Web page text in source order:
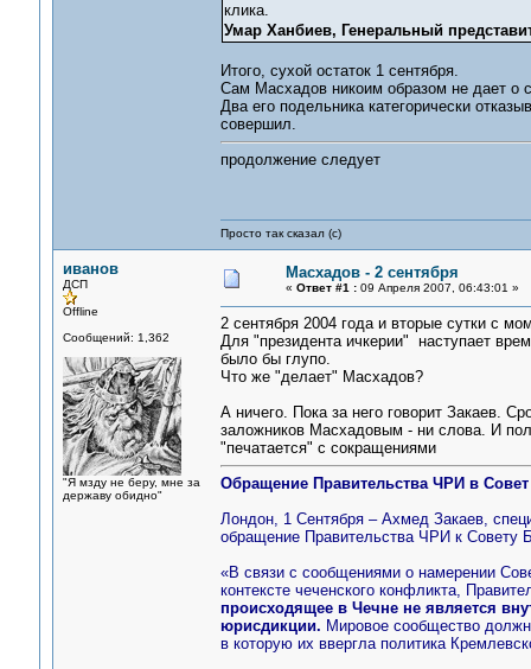
клика.
Умар Ханбиев, Генеральный
Итого, сухой остаток 1 сентября.
Сам Масхадов никоим образом не дает о
Два его подельника категорически
совершил.
продолжение следует
Просто так сказал (с)
иванов
ДСП
Offline
Сообщений: 1,362
"Я мзду не беру, мне за
державу обидно"
Масхадов - 2 сентября
« Ответ #1 :09 Апреля 2007, 06:43:01 »
2 сентября 2004 года и вторые сутки с
Для "президента ичкерии" наступает
было бы глупо.
Что же "делает" Масхадов?
А ничего. Пока за него говорит Закаев.
заложников Масхадовым - ни слова. И
"печатается" с сокращениями
Обращение Правительства ЧРИ в
Лондон, 1 Сентября – Ахмед Закаев,
обращение Правительства ЧРИ к Совету
«В связи с сообщениями о намерении
контексте чеченского конфликта,
происходящее в Чечне не является
юрисдикции. Мировое сообщество
в которую их ввергла политика